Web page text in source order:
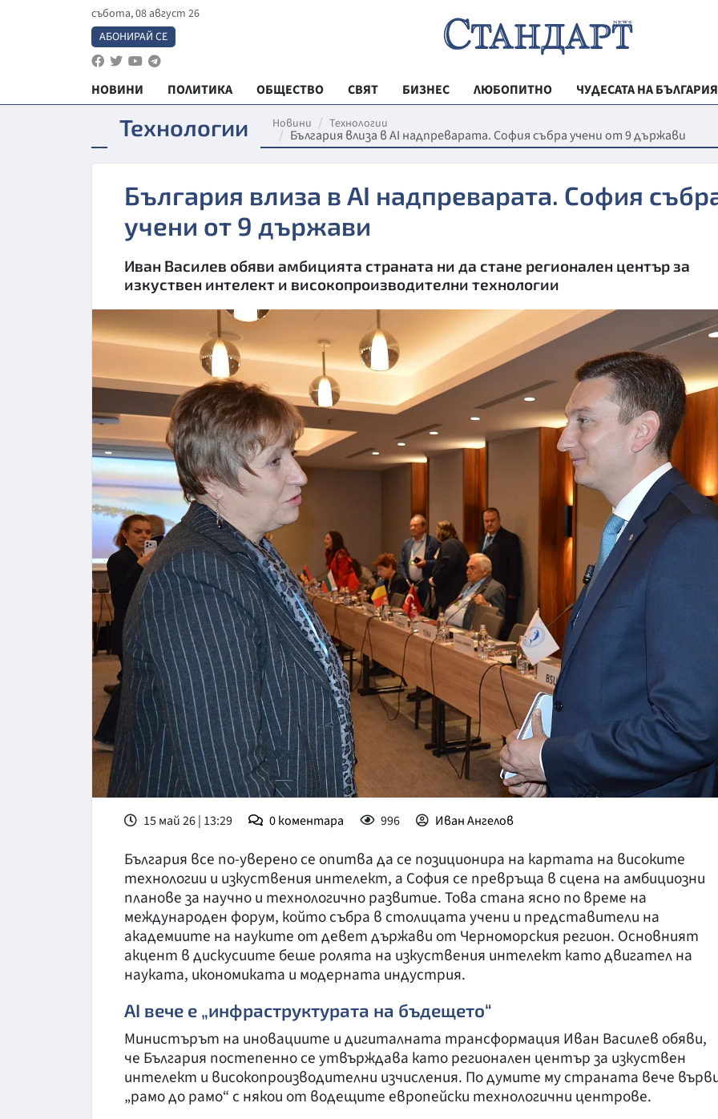
събота, 08 август 26
АБОНИРАЙ СЕ
НОВИНИ ПОЛИТИКА ОБЩЕСТВО СВЯТ БИЗНЕС ЛЮБОПИТНО
ЧУДЕСАТА НА БЪЛГАРИЯ
ВЕСТНИК
ЗДРАВЕ
МОЯТ ГРАД
ДА!НА
ДА! НА
КУЛТУРА
ПРАВОСЪДИЕ
КРИМИ
ВЯРА
ОБЯВИ
ВРЕМЕТО
Технологии Новини Технологии
България влиза в AI надпреварата. София събра учени от 9 държави
България влиза в AI надпреварата. София
учени от 9 държави
Иван Василев обяви амбицията страната ни да стане регионален център за
изкуствен интелект и високопроизводителни технологии
15 май 26 | 13:29 0коментара 996 Иван Ангелов
България все по-уверено се опитва да се позиционира на картата на високите
технологии и изкуствения интелект, а София се превръща в сцена на амбициозни
планове за научно и технологично развитие. Това стана ясно по време на
международен форум, който събра в столицата учени и представители на
академиите на науките от девет държави от Черноморския регион. Основният
акцент в дискусиите беше ролята на изкуствения интелект като двигател на
науката, икономиката и модерната индустрия.
AI вече е „инфраструктурата на бъдещето“
Министърът на иновациите и дигиталната трансформация Иван Василев обяви,
че България постепенно се утвърждава като регионален център за изкуствен
интелект и високопроизводителни изчисления. По думите му страната вече
„рамо до рамо“ с някои от водещите европейски технологични центрове.